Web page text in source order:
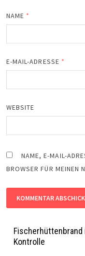
NAME *
E-MAIL-ADRESSE *
WEBSITE
NAME, E-MAIL-
BROWSER FÜR MEINEN
Kontrolle